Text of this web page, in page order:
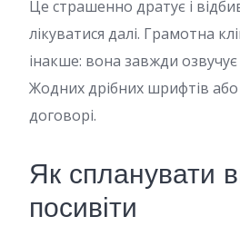
Це страшенно дратує і
лікуватися далі. Грамотна
інакше: вона завжди озвучує
Жодних дрібних шрифтів
договорі.
Як спланувати
посивіти